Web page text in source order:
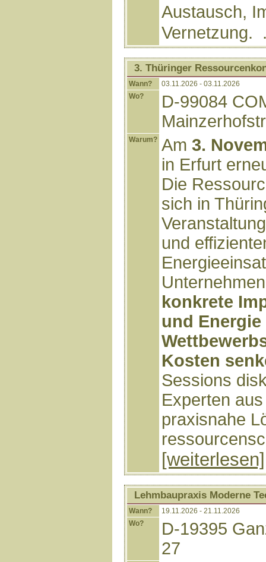
Austausch,
Vernetzung.
3. Thüringer
Wann?
03.11.2026 - 03.11.2026
Wo?
D-99084
Warum? Am 3.
in Erfurt
Die
sich in
und
konkrete
und
Kosten
Sessions
Experten
praxisnahe
[weiterlesen]
Lehmbaupraxis Moderne
Wann?
19.11.2026 - 21.11.2026
Wo?
D-19395
27